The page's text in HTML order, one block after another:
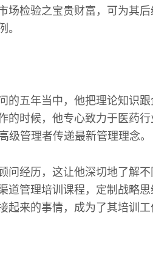
场检验之宝贵财富，可为其
。
的五年当中，他把理论知识
的时候，他专心致力于医药
级管理者传递最新管理理念。
问经历，这让他深切地了解
道管理培训课程，定制战略
起来的事情，成为了其培训工